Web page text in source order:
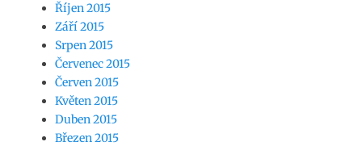
Říjen 2015
Září 2015
Srpen 2015
Červenec 2015
Červen 2015
Květen 2015
Duben 2015
Březen 2015